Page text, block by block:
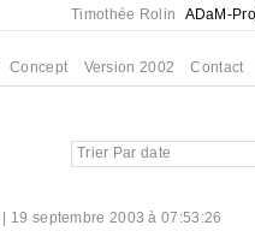
Timothée Rolin ADaM-
Concept Version 2002 Contact
Trier Par date
19 septembre 2003 à 07:53:26